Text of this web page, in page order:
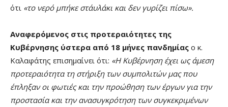
ότι «το νερό μπήκε στ΄αυλάκι και δεν γυρίζει πίσω».
Αναφερόμενος στις προτεραιότητες της
Κυβέρνησης ύστερα από 18 μήνες πανδημίας ο κ.
Καλαφάτης επισημαίνει ότι: «Η Κυβέρνηση έχει ως άμεση
προτεραιότητα τη στήριξη των συμπολιτών μας που
έπληξαν οι φωτιές και την προώθηση των έργων για την
προστασία και την ανασυγκρότηση των συγκεκριμένων